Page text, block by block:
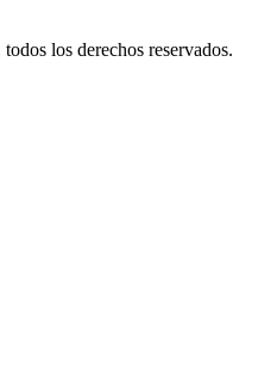
los derechos reservados.